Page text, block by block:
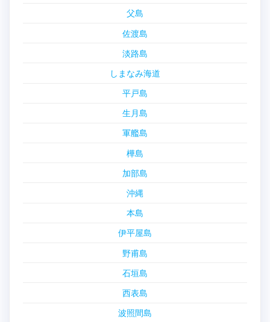
父島
佐渡島
淡路島
しまなみ海道
平戸島
生月島
軍艦島
樺島
加部島
沖縄
本島
伊平屋島
野甫島
石垣島
西表島
波照間島